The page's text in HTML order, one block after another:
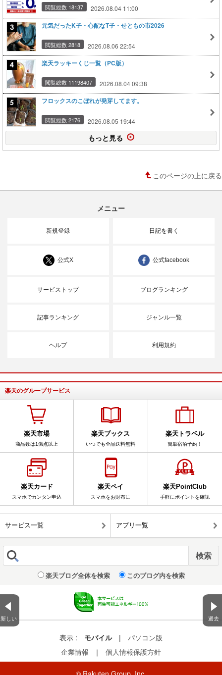
新しい 過去
閲覧総数 18137 2026.08.04 11:00
元気だったK子・心配なT子・せともの市2026
閲覧総数 2818 2026.08.06 22:54
楽天ラッキーくじ一覧（PC版）
閲覧総数 11198407 2026.08.04 09:38
フロックスのこぼれが発芽してます。
閲覧総数 2176 2026.08.05 19:44
もっと見る
このページの上に戻る
メニュー
新規登録 日記を書く
公式X 公式facebook
サービストップ ブログランキング
記事ランキング ジャンル一覧
ヘルプ 利用規約
楽天のグループサービス
楽天市場
商品数は1億点以上
楽天ブックス
いつでも全品送料無料
楽天トラベル
簡単宿泊予約！
楽天カード
スマホでカンタン申込
楽天ペイ
スマホをお財布に
楽天PointClub
手軽にポイントを確認
サービス一覧 アプリ一覧
楽天ブログ全体を検索 このブログ内を検索
表示 : モバイル |
パソコン版
企業情報
｜ 個人情報保護方針